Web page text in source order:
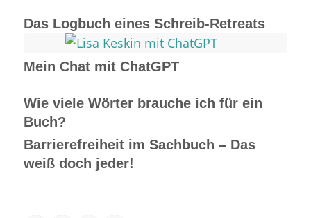
Das Logbuch eines Schreib-Retreats
Mein Chat mit ChatGPT
Wie viele Wörter brauche ich für ein
Buch?
Barrierefreiheit im Sachbuch – Das
weiß doch jeder!